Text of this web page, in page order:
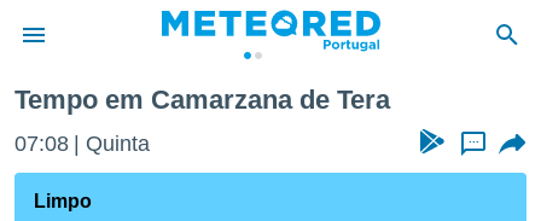
da
foi
Tempo em Camarzana de Tera
07:08 Quinta ...
Limpo